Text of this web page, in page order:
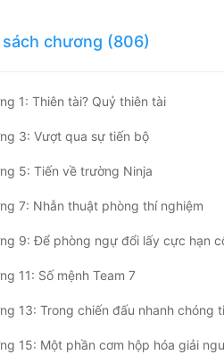
sách chương (806)
1: Thiên tài? Quỷ thiên tài
3: Vượt qua sự tiến bộ
5: Tiến về trường Ninja
7: Nhẫn thuật phòng thí nghiệm
9: Để phòng ngự đổi lấy cực hạn
11: Số mệnh Team 7
13: Trong chiến đấu nhanh chóng
15: Một phần cơm hộp hóa giải